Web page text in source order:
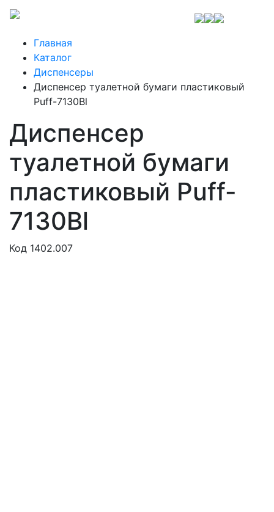
Главная
Каталог
Диспенсеры
Диспенсер туалетной бумаги пластиковый
Рuff-7130Bl
Диспенсер
туалетной бумаги
пластиковый Рuff-
7130Bl
Код 1402.007